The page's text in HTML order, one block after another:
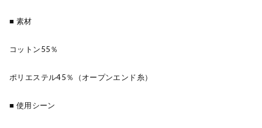
■ 素材
コットン55％
ポリエステル45％（オープンエンド糸）
■ 使用シーン